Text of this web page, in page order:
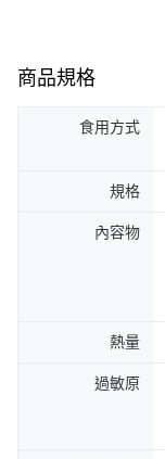
商品規格
食用方式
規格
內容物
熱量
過敏原